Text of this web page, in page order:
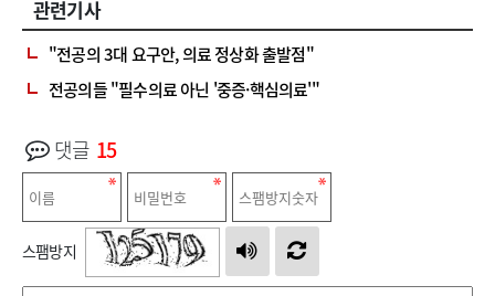
관련기사
"전공의 3대 요구안, 의료 정상화 출발점"
전공의들 "필수의료 아닌 '중증·핵심의료'"
댓글 15
스팸방지